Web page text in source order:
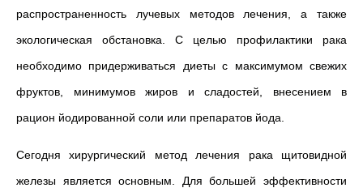
распространенность лучевых методов лечения, а также
экологическая обстановка. С целью профилактики рака
необходимо придерживаться диеты с максимумом свежих
фруктов, минимумов жиров и сладостей, внесением в
рацион йодированной соли или препаратов йода.
Сегодня хирургический метод лечения рака щитовидной
железы является основным. Для большей эффективности